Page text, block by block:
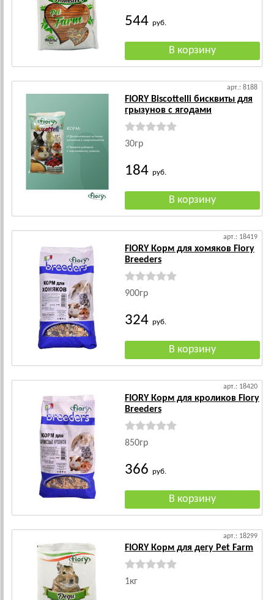
544 руб.
арт.: 8188
FIORY Biscottelli бисквиты для
грызунов с ягодами
30гр
184 руб.
арт.: 18419
FIORY Корм для хомяков Fiory
Breeders
900гр
324 руб.
арт.: 18420
FIORY Корм для кроликов Fiory
Breeders
850гр
366 руб.
арт.: 18299
FIORY Корм для дегу Pet Farm
1кг